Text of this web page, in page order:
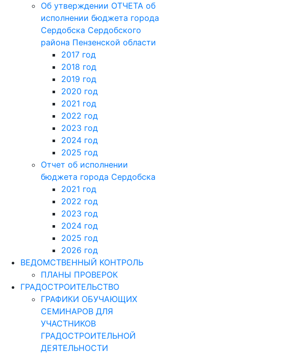
Об утверждении ОТЧЕТА об
исполнении бюджета города
Сердобска Сердобского
района Пензенской области
2017 год
2018 год
2019 год
2020 год
2021 год
2022 год
2023 год
2024 год
2025 год
Отчет об исполнении
бюджета города Сердобска
2021 год
2022 год
2023 год
2024 год
2025 год
2026 год
ВЕДОМСТВЕННЫЙ КОНТРОЛЬ
ПЛАНЫ ПРОВЕРОК
ГРАДОСТРОИТЕЛЬСТВО
ГРАФИКИ ОБУЧАЮЩИХ
СЕМИНАРОВ ДЛЯ
УЧАСТНИКОВ
ГРАДОСТРОИТЕЛЬНОЙ
ДЕЯТЕЛЬНОСТИ